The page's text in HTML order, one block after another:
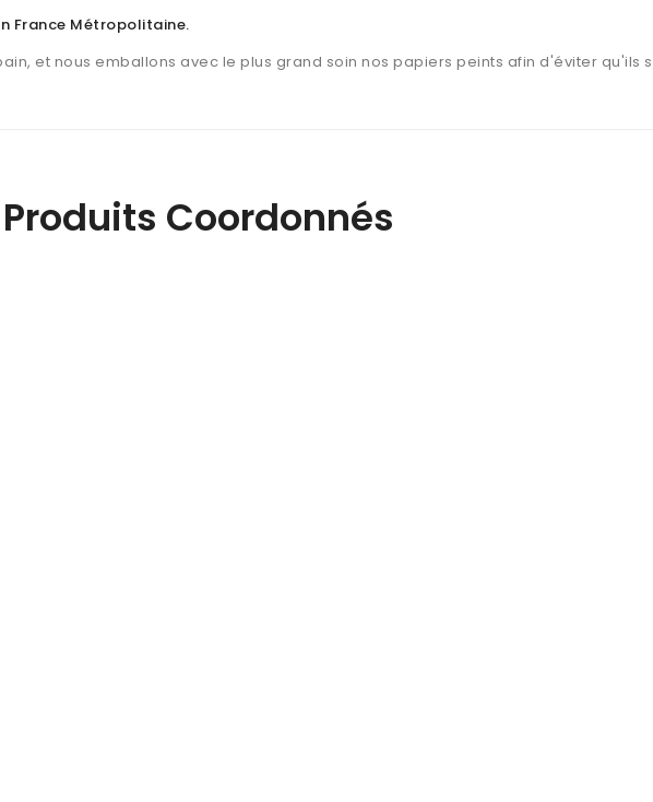
France Métropolitaine.
et nous emballons avec le plus grand soin nos papiers peints afin d'éviter qu'ils
Produits Coordonnés